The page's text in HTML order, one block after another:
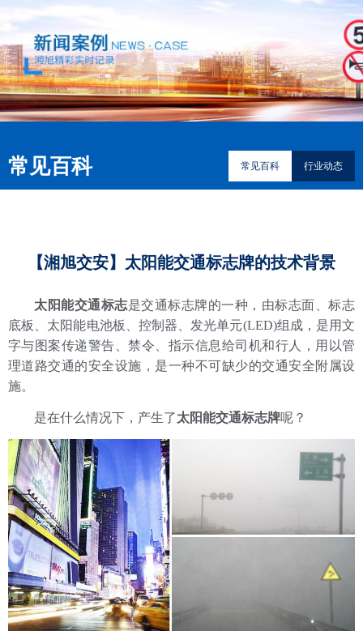
常见百科 常见百科 行业动态
【湘旭交安】太阳能交通标志牌的技术背景
太阳能交通标志是交通标志牌的一种，由标志面、标志
底板、太阳能电池板、控制器、发光单元(LED)组成，是用文
字与图案传递警告、禁令、指示信息给司机和行人，用以管
理道路交通的安全设施，是一种不可缺少的交通安全附属设
施。
是在什么情况下，产生了太阳能交通标志牌呢？